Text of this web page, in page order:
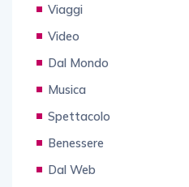
Viaggi
Video
Dal Mondo
Musica
Spettacolo
Benessere
Dal Web